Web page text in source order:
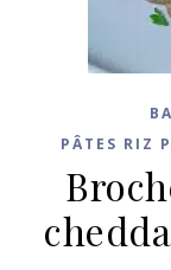
PÂTES RIZ